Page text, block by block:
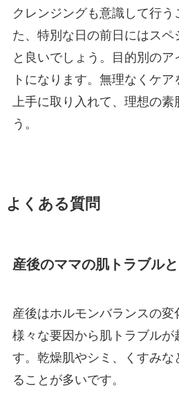
クレンジングも意識して行う
た、特別な日の前日にはス
と良いでしょう。目的別の
トになります。無理なくケ
上手に取り入れて、理想の
う。
よくある質問
産後のママの肌トラブル
産後はホルモンバランスの変
様々な要因から肌トラブル
す。乾燥肌やシミ、くすみ
ることが多いです。